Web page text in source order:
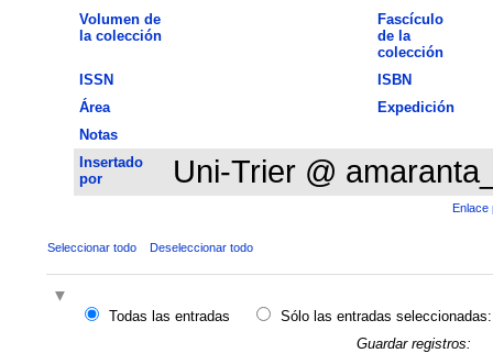
Volumen de
la colección
Fascículo
de la
colección
ISSN
ISBN
Área
Expedición
Notas
Insertado
por
Uni-Trier @
Enlace
Seleccionar todo Deseleccionar todo
Todas las entradas
Sólo las entradas seleccionadas:
Guardar registros: